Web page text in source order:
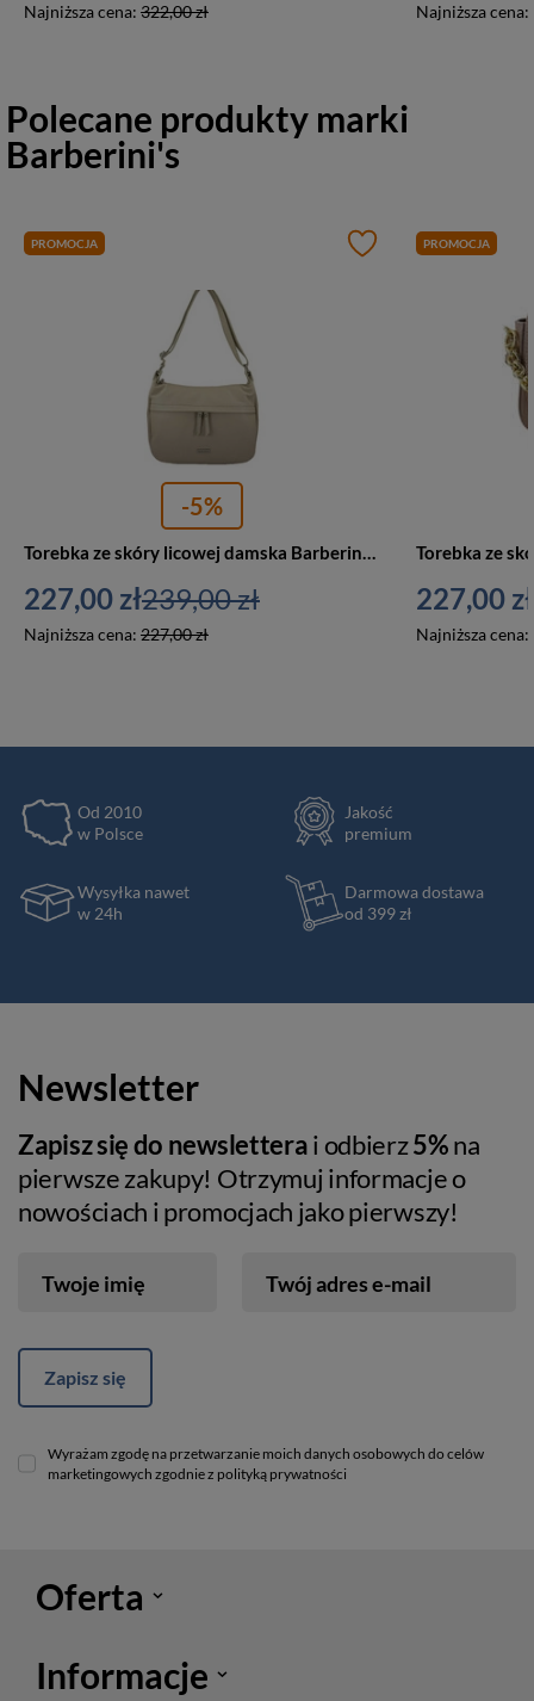
Najniższa cena: 322,00 zł Najniższa cena:
Polecane produkty marki
Barberini's
PROMOCJA
-5%
Torebka ze skóry licowej damska Barberini's 980-10 średnia jasnobeżowa
227,00 zł
Najniższa cena: 227,00 zł
239,00 zł
PROMOCJA
227,00 zł
Najniższa cena:
Od 2010
w Polsce
Jakość
premium
Wysyłka nawet
w 24h
Darmowa dostawa
od 399 zł
Newsletter
Zapisz się do newsletterai odbierz5%na
pierwsze zakupy! Otrzymuj informacje o
nowościach i promocjach jako pierwszy!
Twoje imię Twój adres e-mail
Zapisz się
Wyrażam zgodę na przetwarzanie moich danych osobowych do celów
marketingowych zgodnie z polityką prywatności
Oferta
Informacje